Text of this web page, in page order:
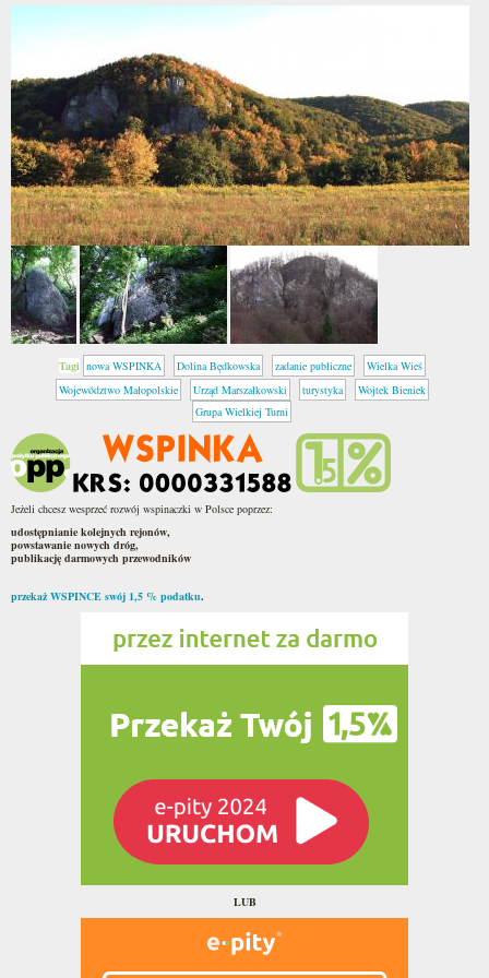
Tagi nowa WSPINKA Dolina Będkowska zadanie publiczne
Wielka Wieś
Województwo Małopolskie
Urząd Marszałkowski turystyka
Wojtek Bieniek
Grupa Wielkiej Turni
Jeżeli chcesz wesprzeć rozwój wspinaczki w Polsce poprzez:
udostępnianie kolejnych rejonów,
powstawanie nowych dróg,
publikację darmowych przewodników
przekaż WSPINCE swój 1,5 % podatku.
LUB